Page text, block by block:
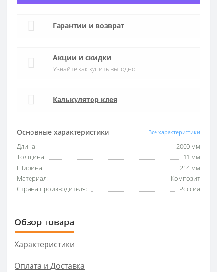
Основные характеристики Все характеристики
Длина:
2000 мм
Толщина:
11 мм
Ширина:
254 мм
Материал:
Композит
Страна производителя:
Россия
Гарантии и возврат
Акции и скидки
Узнайте как купить выгодно
Калькулятор клея
Обзор товара
Характеристики
Оплата и Доставка